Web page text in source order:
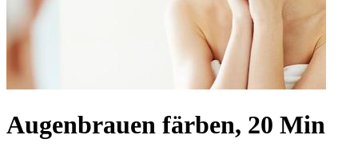
Augenbrauen färben, 20 Min